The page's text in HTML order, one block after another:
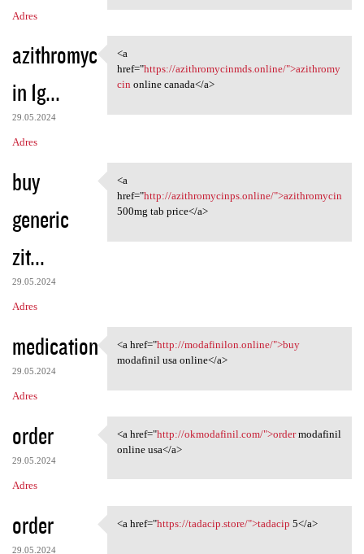
Adres
azithromyc
in 1g...
29.05.2024
Adres
<a href="https:/
<a
href="https://azithromycinmds.online/">azithromy
cin online canada</a>
buy
generic
zit...
29.05.2024
Adres
<a href="http:/
<a
href="http://azithromycinps.online/">azithromycin
500mg tab price</a>
medication
29.05.2024
Adres
<a href="http://modafinilon
<a href="http://modafinilon.online/">buy
modafinil usa online</a>
order
29.05.2024
Adres
<a href="http://okmodafinil
<a href="http://okmodafinil.com/">ordermodafinil
online usa</a>
order
29.05.2024
<a href="https://tadacip
<a href="https://tadacip.store/">tadacip 5</a>